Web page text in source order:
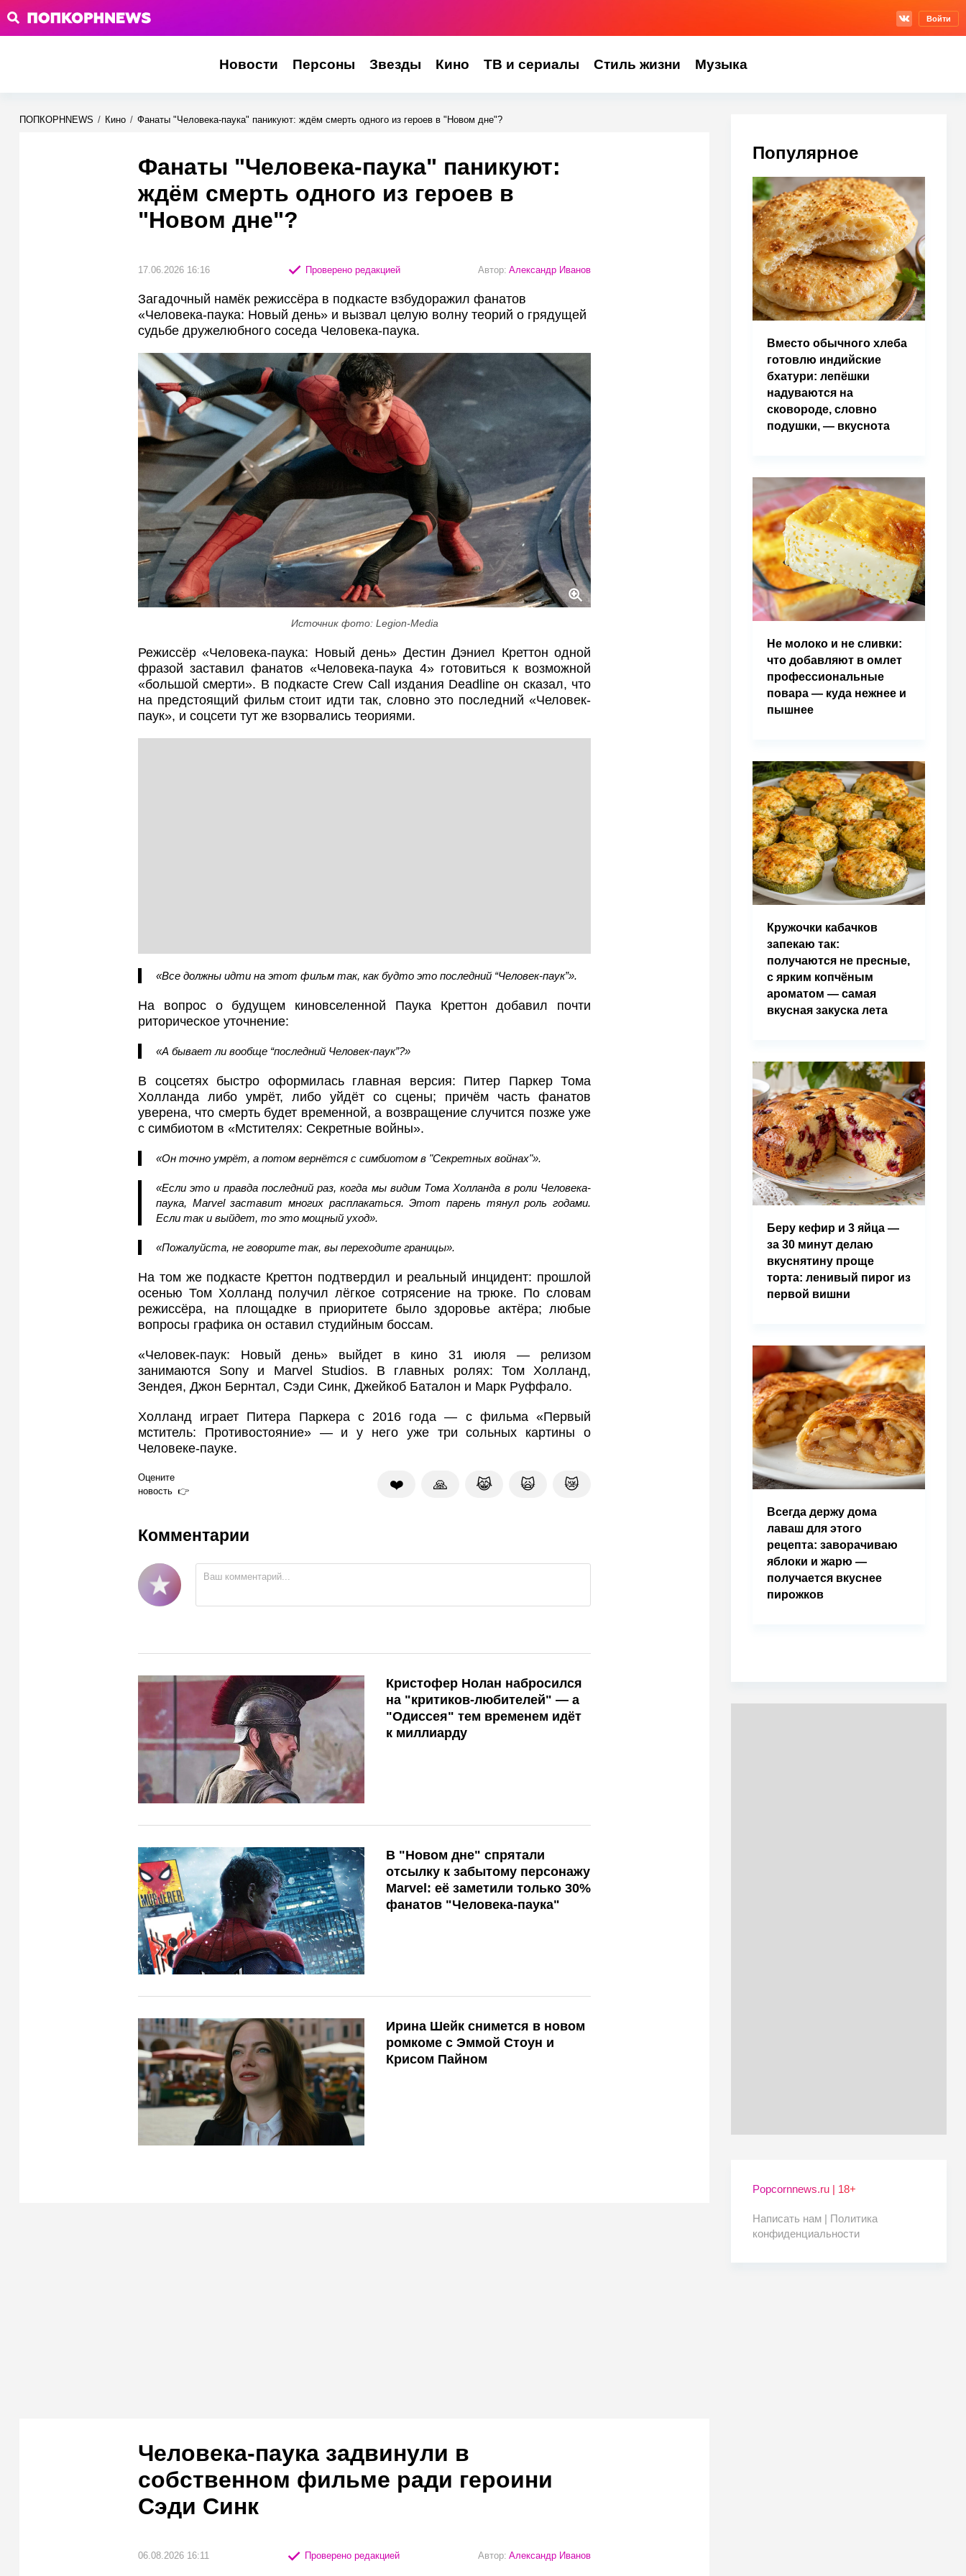
Войти
Новости Персоны Звезды Кино ТВ и сериалы Стиль жизни Музыка
ПОПКОРНNEWS / Кино / Фанаты "Человека-паука" паникуют: ждём смерть одного из героев в "Новом дне"?
Фанаты "Человека-паука" паникуют:
ждём смерть одного из героев в
"Новом дне"?
17.06.2026 16:16 Проверено редакцией Автор: Александр Иванов
Загадочный намёк режиссёра в подкасте взбудоражил фанатов
«Человека-паука: Новый день» и вызвал целую волну теорий о грядущей
судьбе дружелюбного соседа Человека-паука.
Источник фото: Legion-Media
Режиссёр «Человека-паука: Новый день» Дестин Дэниел Креттон одной
фразой заставил фанатов «Человека-паука 4» готовиться к возможной
«большой смерти». В подкасте Crew Call издания Deadline он сказал, что
на предстоящий фильм стоит идти так, словно это последний «Человек-
паук», и соцсети тут же взорвались теориями.
«Все должны идти на этот фильм так, как будто это последний “Человек-паук”».
На вопрос о будущем киновселенной Паука Креттон добавил почти
риторическое уточнение:
«А бывает ли вообще “последний Человек-паук”?»
В соцсетях быстро оформилась главная версия: Питер Паркер Тома
Холланда либо умрёт, либо уйдёт со сцены; причём часть фанатов
уверена, что смерть будет временной, а возвращение случится позже уже
с симбиотом в «Мстителях: Секретные войны».
«Он точно умрёт, а потом вернётся с симбиотом в "Секретных войнах"».
«Если это и правда последний раз, когда мы видим Тома Холланда в роли Человека-
паука, Marvel заставит многих расплакаться. Этот парень тянул роль годами.
Если так и выйдет, то это мощный уход».
«Пожалуйста, не говорите так, вы переходите границы».
На том же подкасте Креттон подтвердил и реальный инцидент: прошлой
осенью Том Холланд получил лёгкое сотрясение на трюке. По словам
режиссёра, на площадке в приоритете было здоровье актёра; любые
вопросы графика он оставил студийным боссам.
«Человек-паук: Новый день» выйдет в кино 31 июля — релизом
занимаются Sony и Marvel Studios. В главных ролях: Том Холланд,
Зендея, Джон Бернтал, Сэди Синк, Джейкоб Баталон и Марк Руффало.
Холланд играет Питера Паркера с 2016 года — с фильма «Первый
мститель: Противостояние» — и у него уже три сольных картины о
Человеке-пауке.
Оцените
новость
❤️ 🙏 😹 🙀 😿
Комментарии
Кристофер Нолан набросился
на "критиков-любителей" — а
"Одиссея" тем временем идёт
к миллиарду
В "Новом дне" спрятали
отсылку к забытому персонажу
Marvel: её заметили только 30%
фанатов "Человека-паука"
Ирина Шейк снимется в новом
ромкоме с Эммой Стоун и
Крисом Пайном
Человека-паука задвинули в
собственном фильме ради героини
Сэди Синк
06.08.2026 16:11 Проверено редакцией Автор: Александр Иванов
Популярное
Вместо обычного хлеба
готовлю индийские
бхатури: лепёшки
надуваются на
сковороде, словно
подушки, — вкуснота
Не молоко и не сливки:
что добавляют в омлет
профессиональные
повара — куда нежнее и
пышнее
Кружочки кабачков
запекаю так:
получаются не пресные,
с ярким копчёным
ароматом — самая
вкусная закуска лета
Беру кефир и 3 яйца —
за 30 минут делаю
вкуснятину проще
торта: ленивый пирог из
первой вишни
Всегда держу дома
лаваш для этого
рецепта: заворачиваю
яблоки и жарю —
получается вкуснее
пирожков
Popcornnews.ru | 18+
Написать нам | Политика
конфиденциальности